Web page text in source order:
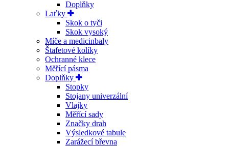
Doplňky
Laťky
Skok o tyči
Skok vysoký
Míče a medicinbaly
Štafetové kolíky
Ochranné klece
Měřící pásma
Doplňky
Stopky
Stojany univerzální
Vlajky
Měřící sady
Značky drah
Výsledkové tabule
Zarážecí břevna